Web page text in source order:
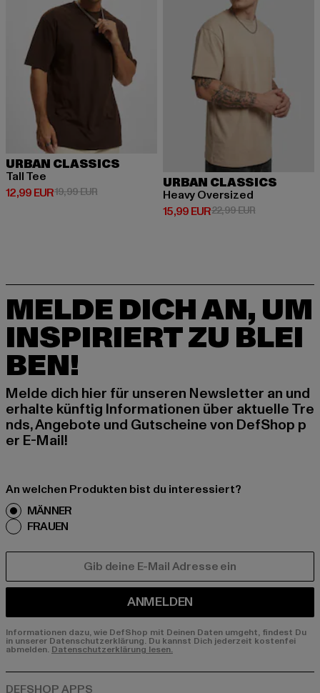
URBAN CLASSICS
Tall Tee
12,99 EUR
Derzeitiger Preis: 12,99 EUR
19,99 EURAktionspreis: 19,99 EUR
URBAN CLASSICS
Heavy Oversized
15,99 EUR
Derzeitiger Preis: 15,99 EUR
22,99 EURAktionspreis:
MELDE DICH AN, UM
INSPIRIERT ZU BLEI
BEN!
Melde dich hier für unseren Newsletter an und
erhalte künftig Informationen über aktuelle Tre
nds, Angebote und Gutscheine von DefShop p
er E-Mail!
An welchen Produkten bist du interessiert?
MÄNNER
FRAUEN
ANMELDEN
Informationen dazu, wie DefShop mit Deinen Daten umgeht, findest Du
in unserer Datenschutzerklärung. Du kannst Dich jederzeit kostenfei
abmelden. Datenschutzerklärung lesen.